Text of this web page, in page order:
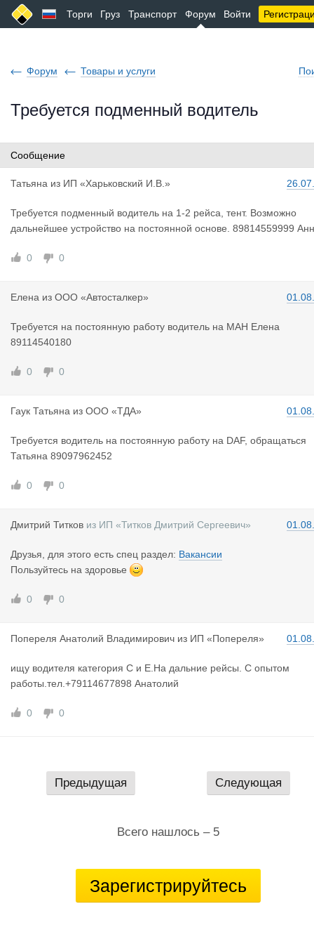
Торги Груз Транспорт Форум Войти
Форум Товары и услуги
Требуется подменный водитель
Сообщение
Татьяна из ИП «Харьковский И.В.»
Требуется подменный водитель на 1-2 рейса, тент. Возможно
дальнейшее устройство на постоянной основе. 89814559999
0 0
Елена из ООО «Автосталкер»
Требуется на постоянную работу водитель на МАН Елена
89114540180
0 0
Гаук Татьяна из ООО «ТДА»
Требуется водитель на постоянную работу на DAF, обращаться
Татьяна 89097962452
0 0
Дмитрий Титков из ИП «Титков Дмитрий Сергеевич»
Друзья, для этого есть спец раздел: Вакансии
Пользуйтесь на здоровье
0 0
Попереля Анатолий Владимирович из ИП «Попереля»
ищу водителя категория С и Е.На дальние рейсы. С опытом
работы.тел.+79114677898 Анатолий
0 0
Предыдущая Следующая
Всего нашлось – 5
Зарегистрируйтесь